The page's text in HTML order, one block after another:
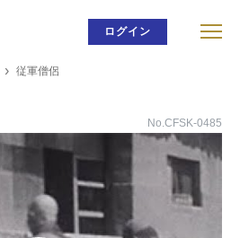
ログイン
従軍僧侶
No.CFSK-0485